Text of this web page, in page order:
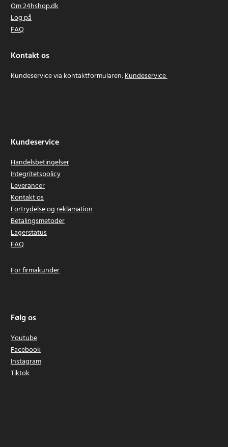
Om 24hshop.dk
Log på
FAQ
Kontakt os
Kundeservice via kontaktformularen:Kundeservice
Kundeservice
Handelsbetingelser
Integritetspolicy
Leverancer
Kontakt os
Fortrydelse og reklamation
Betalingsmetoder
Lagerstatus
FAQ
For firmakunder
Følg os
Youtube
Facebook
Instagram
Tiktok